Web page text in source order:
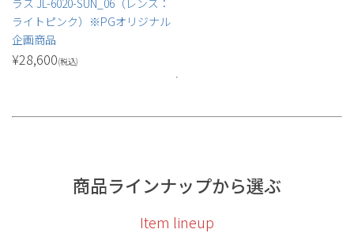
ライトピンク）※PGオリジナル
企画商品
¥28,600(税込)
商品ラインナップから選ぶ
Item lineup